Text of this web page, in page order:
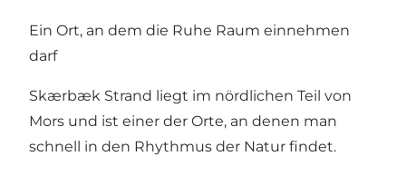
Ein Ort, an dem die Ruhe Raum einnehmen
darf
Skærbæk Strand liegt im nördlichen Teil von
Mors und ist einer der Orte, an denen man
schnell in den Rhythmus der Natur findet.